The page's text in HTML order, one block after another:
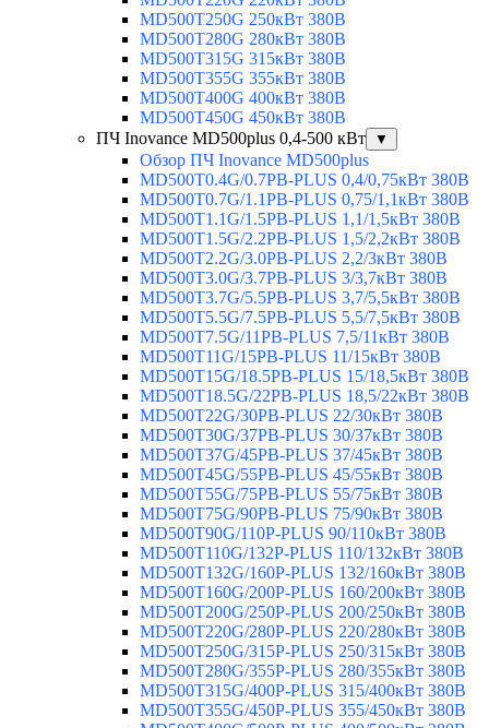
MD500T250G 250кВт 380В
MD500T280G 280кВт 380В
MD500T315G 315кВт 380В
MD500T355G 355кВт 380В
MD500T400G 400кВт 380В
MD500T450G 450кВт 380В
ПЧ Inovance MD500plus 0,4-500 кВт
▼
Обзор ПЧ Inovance MD500plus
MD500T0.4G/0.7PB-PLUS 0,4/0,75кВт 380В
MD500T0.7G/1.1PB-PLUS 0,75/1,1кВт 380В
MD500T1.1G/1.5PB-PLUS 1,1/1,5кВт 380В
MD500T1.5G/2.2PB-PLUS 1,5/2,2кВт 380В
MD500T2.2G/3.0PB-PLUS 2,2/3кВт 380В
MD500T3.0G/3.7PB-PLUS 3/3,7кВт 380В
MD500T3.7G/5.5PB-PLUS 3,7/5,5кВт 380В
MD500T5.5G/7.5PB-PLUS 5,5/7,5кВт 380В
MD500T7.5G/11PB-PLUS 7,5/11кВт 380В
MD500T11G/15PB-PLUS 11/15кВт 380В
MD500T15G/18.5PB-PLUS 15/18,5кВт 380В
MD500T18.5G/22PB-PLUS 18,5/22кВт 380В
MD500T22G/30PB-PLUS 22/30кВт 380В
MD500T30G/37PB-PLUS 30/37кВт 380В
MD500T37G/45PB-PLUS 37/45кВт 380В
MD500T45G/55PB-PLUS 45/55кВт 380В
MD500T55G/75PB-PLUS 55/75кВт 380В
MD500T75G/90PB-PLUS 75/90кВт 380В
MD500T90G/110P-PLUS 90/110кВт 380В
MD500T110G/132P-PLUS 110/132кВт 380В
MD500T132G/160P-PLUS 132/160кВт 380В
MD500T160G/200P-PLUS 160/200кВт 380В
MD500T200G/250P-PLUS 200/250кВт 380В
MD500T220G/280P-PLUS 220/280кВт 380В
MD500T250G/315P-PLUS 250/315кВт 380В
MD500T280G/355P-PLUS 280/355кВт 380В
MD500T315G/400P-PLUS 315/400кВт 380В
MD500T355G/450P-PLUS 355/450кВт 380В